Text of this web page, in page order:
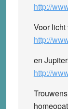
http://
Voor
http://
en
http://